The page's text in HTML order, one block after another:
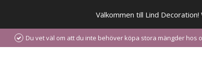
Välkommen till Lind
Du vet väl om att du inte behöver köpa stora mängder hos